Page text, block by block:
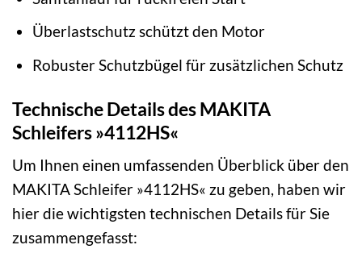
Überlastschutz schützt den Motor
Robuster Schutzbügel für zusätzlichen Schutz
Technische Details des MAKITA
Schleifers »4112HS«
Um Ihnen einen umfassenden Überblick über den
MAKITA Schleifer »4112HS« zu geben, haben wir
hier die wichtigsten technischen Details für Sie
zusammengefasst: